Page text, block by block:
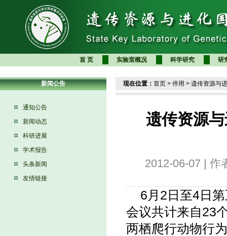
首 页 实验室概况 科学研究 研
新闻公告
通知公告
新闻动态
科研进展
学术报告
头条新闻
友情链接
现在位置： 首页 > 停用 > 遗传资源与
遗传资源
2012-06-07 | 作
6月2日至4日
会议共计来自23
两栖爬行动物行